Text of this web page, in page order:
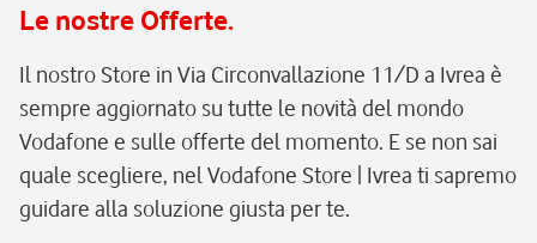
Le nostre Offerte.
Il nostro Store in Via Circonvallazione 11/D a Ivrea è
sempre aggiornato su tutte le novità del mondo
Vodafone e sulle offerte del momento. E se non sai
quale scegliere, nel Vodafone Store | Ivrea ti sapremo
guidare alla soluzione giusta per te.